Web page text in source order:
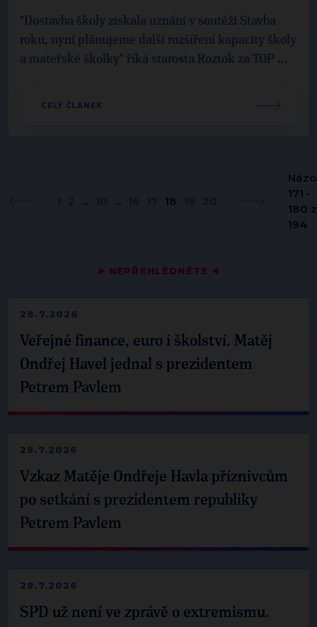
▶ NEPŘEHLÉDNĚTE ◀
28.7.2026
Veřejné finance, euro i školství. Matěj
Ondřej Havel jednal s prezidentem
Petrem Pavlem
29.7.2026
Vzkaz Matěje Ondřeje Havla příznivcům
po setkání s prezidentem republiky
Petrem Pavlem
29.7.2026
SPD už není ve zprávě o extremismu.
"Dostavba školy získala uznání v soutěži Stavba
roku, nyní plánujeme další rozšíření kapacity školy
a mateřské školky" říká starosta Roztok za TOP ...
CELÝ ČLÁNEK
... ... 18
171 -
180 z
194